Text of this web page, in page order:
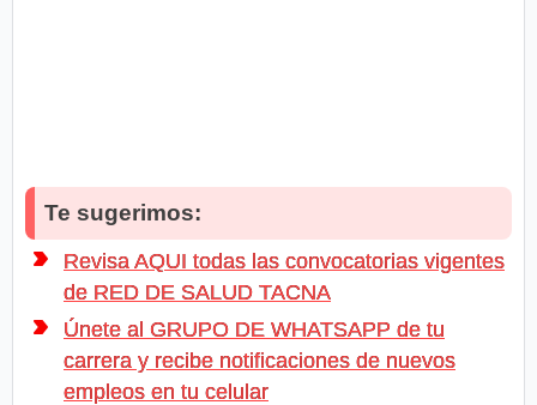
Te sugerimos:
Revisa AQUI todas las convocatorias vigentes
de RED DE SALUD TACNA
Únete al GRUPO DE WHATSAPP de tu
carrera y recibe notificaciones de nuevos
empleos en tu celular